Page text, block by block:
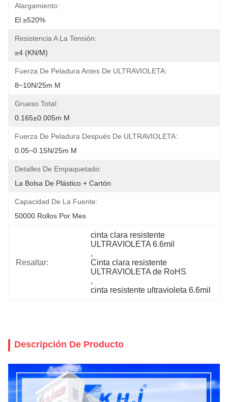
Alargamiento:
El ≥520%
Resistencia A La Tensión:
≥4 (KN/M)
Fuerza De Peladura Antes De ULTRAVIOLETA:
8~10N/25m M
Grueso Total:
0.165±0.005m M
Fuerza De Peladura Después De ULTRAVIOLETA:
0.05~0.15N/25m M
Detalles De Empaquetado:
La Bolsa De Plástico + Cartón
Capacidad De La Fuente:
50000 Rollos Por Mes
Resaltar:
cinta clara resistente
ULTRAVIOLETA 6.6mil
,
Cinta clara resistente
ULTRAVIOLETA de RoHS
,
cinta resistente ultravioleta 6.6mil
Descripción De Producto